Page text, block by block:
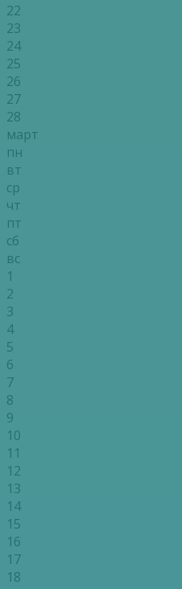
22
23
24
25
26
27
28
март
пн
вт
ср
чт
пт
сб
вс
1
2
3
4
5
6
7
8
9
10
11
12
13
14
15
16
17
18